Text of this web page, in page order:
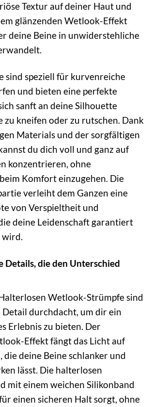
Textur auf deiner Haut und
glänzenden Wetlook-Effekt
deine Beine in unwiderstehliche
sind speziell für kurvenreiche
und bieten eine perfekte
sanft an deine Silhouette
zu kneifen oder zu rutschen. Dank
Materials und der sorgfältigen
du dich voll und ganz auf
konzentrieren, ohne
Komfort einzugehen. Die
verleiht dem Ganzen eine
von Verspieltheit und
deine Leidenschaft garantiert
wird.
Details, die den Unterschied
Wetlook-Strümpfe sind
Detail durchdacht, um dir ein
Erlebnis zu bieten. Der
Effekt fängt das Licht auf
die deine Beine schlanker und
lässt. Die halterlosen
mit einem weichen Silikonband
einen sicheren Halt sorgt, ohne